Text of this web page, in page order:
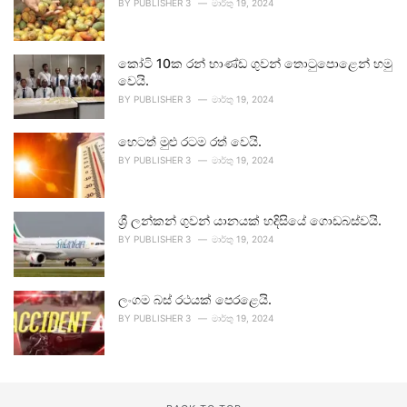
BY PUBLISHER 3 මාර්තු 19, 2024
කෝටි 10ක රන් භාණ්ඩ ගුවන් තොටුපොළෙන් හමු
වෙයි.
BY PUBLISHER 3 මාර්තු 19, 2024
හෙටත් මුළු රටම රත් වෙයි.
BY PUBLISHER 3 මාර්තු 19, 2024
ශ්‍රී ලන්කන් ගුවන් යානයක් හදිසියේ ගොඩබස්වයි.
BY PUBLISHER 3 මාර්තු 19, 2024
ලංගම බස් රථයක් පෙරළෙයි.
BY PUBLISHER 3 මාර්තු 19, 2024